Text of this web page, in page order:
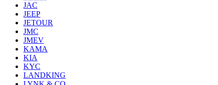
JAC
JEEP
JETOUR
JMC
JMEV
KAMA
KIA
KYC
LANDKING